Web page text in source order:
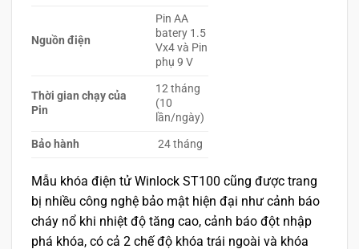
Nguồn điện
Pin AA
batery 1.5
Vx4 và Pin
phụ 9 V
Thời gian chạy của
Pin
12 tháng
(10
lần/ngày)
Bảo hành
24 tháng
Mẫu khóa điện tử Winlock ST100 cũng được trang
bị nhiều công nghệ bảo mật hiện đại như cảnh báo
cháy nổ khi nhiệt độ tăng cao, cảnh báo đột nhập
phá khóa, có cả 2 chế độ khóa trái ngoài và khóa